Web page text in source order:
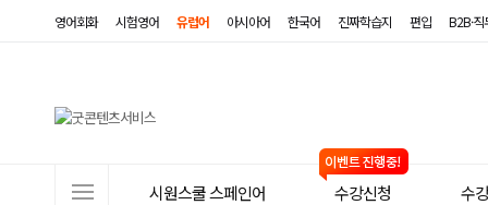
영어회화 시험영어 유럽어 아시아어 한국어 진짜학습지 편입 B2B·
시원스쿨 스페인어 수강신청 수